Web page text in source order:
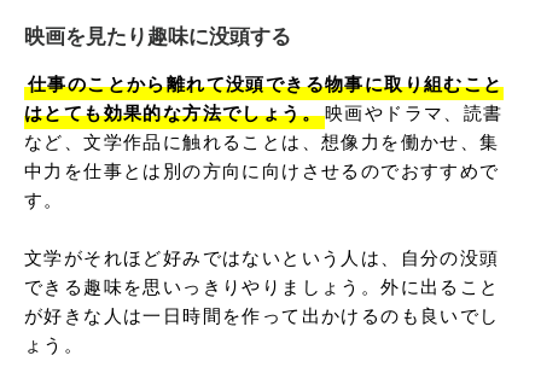
映画を見たり趣味に没頭する
仕事のことから離れて没頭できる物事に取り組むこと
はとても効果的な方法でしょう。映画やドラマ、読書
など、文学作品に触れることは、想像力を働かせ、集
中力を仕事とは別の方向に向けさせるのでおすすめで
す。
文学がそれほど好みではないという人は、自分の没頭
できる趣味を思いっきりやりましょう。外に出ること
が好きな人は一日時間を作って出かけるのも良いでし
ょう。